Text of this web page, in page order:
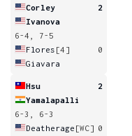
Corley
2
Ivanova
6-4, 7-5
Flores [4]
0
Giavara
Hsu
2
Yamalapalli
6-3, 6-3
Deatherage [WC] 0